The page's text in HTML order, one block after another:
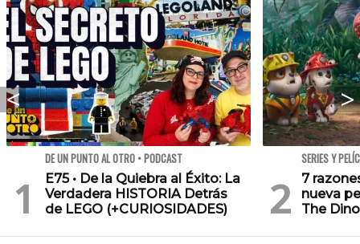
DE UN PUNTO AL OTRO • PODCAST
E75 • De la Quiebra al Éxito: La
Verdadera HISTORIA Detrás
de LEGO (+CURIOSIDADES)
SERIES Y
7
nueva
The